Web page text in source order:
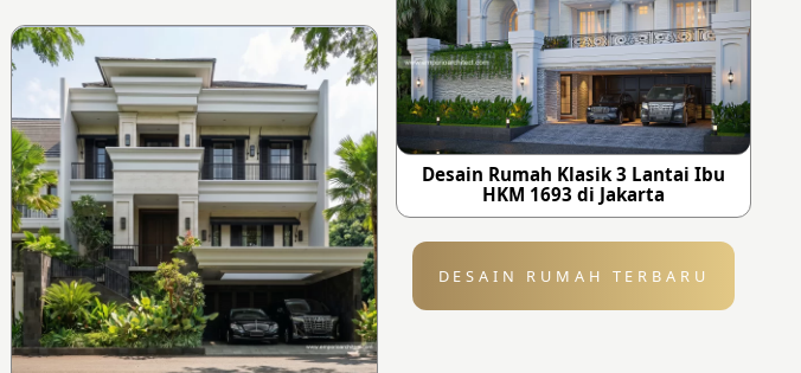
Desain Rumah Klasik 3 Lantai Ibu
HKM 1693 di Jakarta
DESAIN RUMAH TERBARU